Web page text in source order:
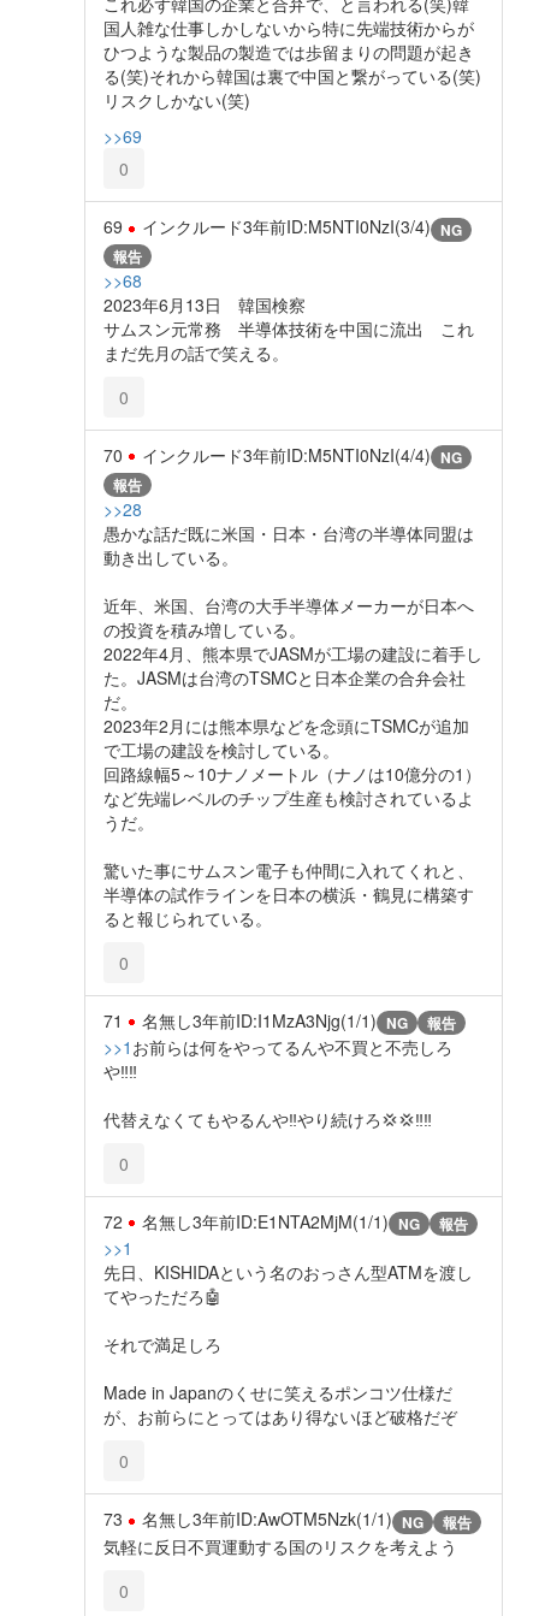
国人雑な仕事しかしないから特に先端技術からが
ひつような製品の製造では歩留まりの問題が起き
る(笑)それから韓国は裏で中国と繋がっている(笑)
リスクしかない(笑)
>>69
0
69 インクルード3年前ID:M5NTI0NzI(3/4) NG
報告
>>68
2023年6月13日 韓国検察
サムスン元常務 半導体技術を中国に流出 これ
まだ先月の話で笑える。
0
70 インクルード3年前ID:M5NTI0NzI(4/4) NG
報告
>>28
愚かな話だ既に米国・日本・台湾の半導体同盟は
動き出している。
近年、米国、台湾の大手半導体メーカーが日本へ
の投資を積み増している。
2022年4月、熊本県でJASMが工場の建設に着手し
た。JASMは台湾のTSMCと日本企業の合弁会社
だ。
2023年2月には熊本県などを念頭にTSMCが追加
で工場の建設を検討している。
回路線幅5～10ナノメートル（ナノは10億分の1）
など先端レベルのチップ生産も検討されているよ
うだ。
驚いた事にサムスン電子も仲間に入れてくれと、
半導体の試作ラインを日本の横浜・鶴見に構築す
ると報じられている。
0
71 名無し3年前ID:I1MzA3Njg(1/1) NG 報告
>>1 お前らは何をやってるんや不買と不売しろ
や‼️‼️
代替えなくてもやるんや‼️やり続けろ💢💢‼️‼️
0
72 名無し3年前ID:E1NTA2MjM(1/1) NG 報告
>>1
先日、KISHIDAという名のおっさん型ATMを渡し
てやっただろ🤖
それで満足しろ
Made in Japanのくせに笑えるポンコツ仕様だ
が、お前らにとってはあり得ないほど破格だぞ
0
73 名無し3年前ID:AwOTM5Nzk(1/1) NG 報告
気軽に反日不買運動する国のリスクを考えよう
0